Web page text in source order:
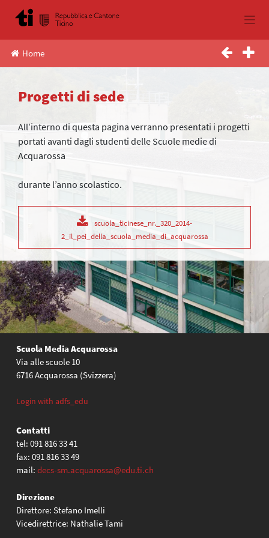
Home
Progetti di sede
All’interno di questa pagina verranno presentati i progetti
portati avanti dagli studenti delle Scuole medie di
Acquarossa
durante l’anno scolastico.
scuola_ticinese_nr._320_2014-
2_il_pei_della_scuola_media_di_acquarossa
Scuola Media Acquarossa
Via alle scuole 10
6716 Acquarossa (Svizzera)
Login with adfs_edu
Contatti
tel: 091 816 33 41
fax: 091 816 33 49
mail: decs-sm.acquarossa@edu.ti.ch
Direzione
Direttore: Stefano Imelli
Vicedirettrice: Nathalie Tami